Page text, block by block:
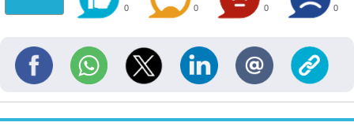
0 0 0 0